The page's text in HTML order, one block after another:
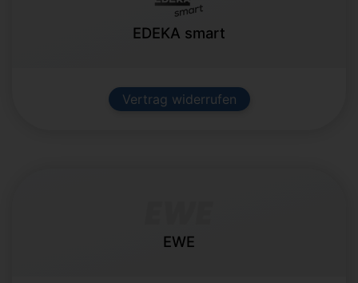
EDEKA smart
Vertrag widerrufen
EWE